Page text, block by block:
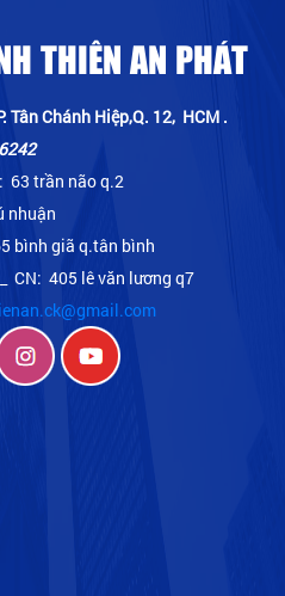
THIÊN AN PHÁT
Tân Chánh Hiệp,Q. 12, HCM .
63 trần não q.2
nhuận
bình giã q.tân bình
CN: 405 lê văn lương q7